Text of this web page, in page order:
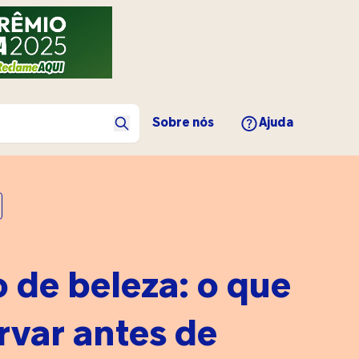
Sobre nós Ajuda
de beleza: o que
antes de